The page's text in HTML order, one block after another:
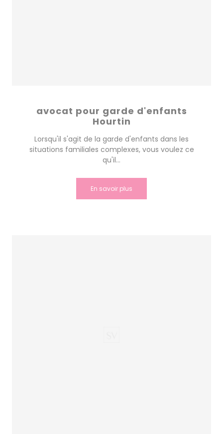
avocat pour garde d'enfants
Hourtin
Lorsqu'il s'agit de la garde d'enfants dans les
situations familiales complexes, vous voulez ce
qu'il...
En savoir plus